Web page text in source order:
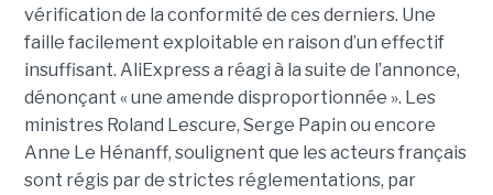
vérification de la conformité de ces derniers. Une
faille facilement exploitable en raison d’un effectif
insuffisant. AliExpress a réagi à la suite de l’annonce,
dénonçant « une amende disproportionnée ». Les
ministres Roland Lescure, Serge Papin ou encore
Anne Le Hénanff, soulignent que les acteurs français
sont régis par de strictes réglementations, par